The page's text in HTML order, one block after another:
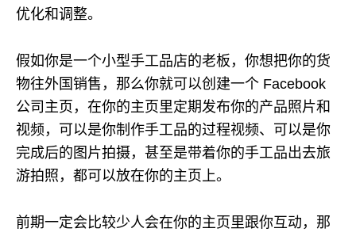
优化和调整。
假如你是一个小型手工品店的老板，你想把你的货
物往外国销售，那么你就可以创建一个 Facebook
公司主页，在你的主页里定期发布你的产品照片和
视频，可以是你制作手工品的过程视频、可以是你
完成后的图片拍摄，甚至是带着你的手工品出去旅
游拍照，都可以放在你的主页上。
前期一定会比较少人会在你的主页里跟你互动，那